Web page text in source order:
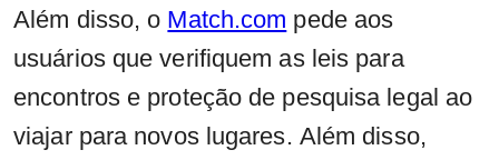
Além disso, o Match.com pede aos
usuários que verifiquem as leis para
encontros e proteção de pesquisa legal ao
viajar para novos lugares. Além disso,